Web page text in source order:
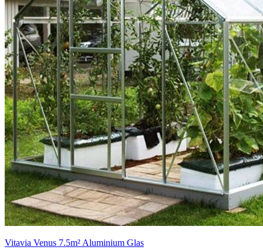
Vitavia Venus 7.5m² Aluminium Glas